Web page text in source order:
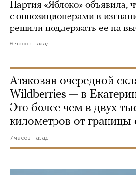
Партия «Яблоко» объявила,
с оппозиционерами в
решили поддержать ее на
6 часов назад
Атакован очередной
Wildberries — в
Это более чем в двух
километров от границы
7 часов назад